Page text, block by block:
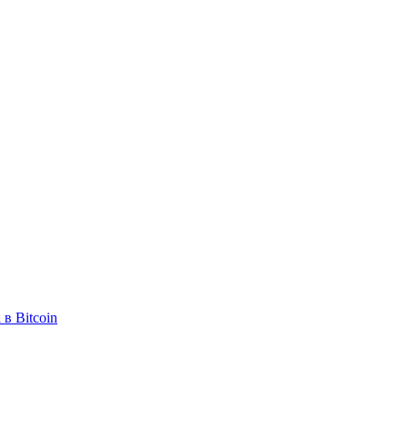
в Bitcoin